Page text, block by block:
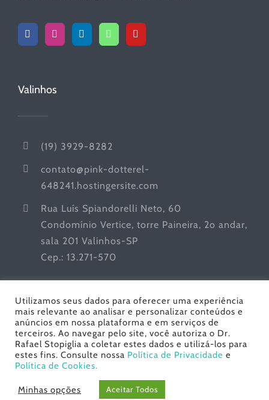
Valinhos
(19) 3929-8282
contato@pink-dotterel-
648241.hostingersite.com
Rua Luís Spiandorelli Neto, 60
Condomínio Vertice, torre Paineira, 2o andar,
sala 201 Valinhos-SP
Cep.: 13.271-570
Dr. Rafael Stopiglia - Urologia | Todos os Direitos
Comunicação
Utilizamos seus dados para oferecer uma experiência
mais relevante ao analisar e personalizar conteúdos e
anúncios em nossa plataforma e em serviços de
terceiros. Ao navegar pelo site, você autoriza o Dr.
Rafael Stopiglia a coletar estes dados e utilizá-los para
estes fins. Consulte nossa Política de Privacidade e
Política de Cookies.
Minhas opções Aceitar Todos